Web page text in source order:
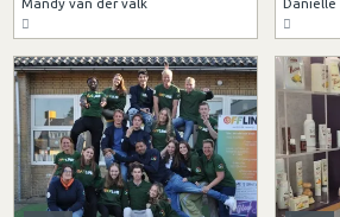
Mandy van der valk